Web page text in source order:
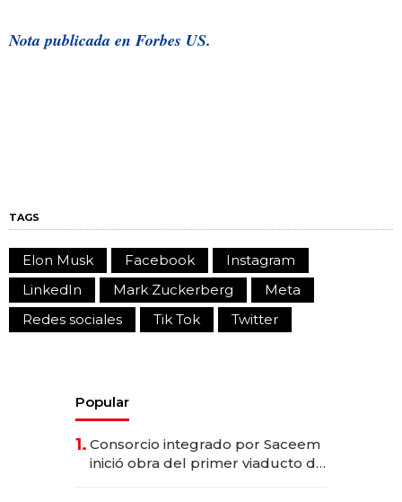
Nota publicada en Forbes US.
TAGS
Elon Musk Facebook
Instagram
LinkedIn
Mark Zuckerberg
Meta
Redes sociales
Tik Tok Twitter
Popular
1. Consorcio integrado por Saceem
inició obra del primer viaducto de